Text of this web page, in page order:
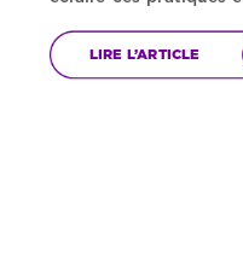
LIRE L’ARTICLE